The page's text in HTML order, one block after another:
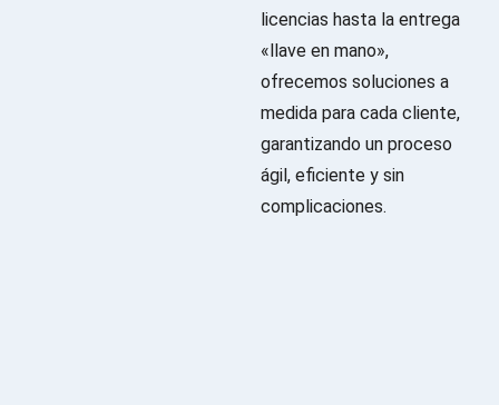
licencias hasta la entrega
«llave en mano»,
ofrecemos soluciones a
medida para cada cliente,
garantizando un proceso
ágil, eficiente y sin
complicaciones.